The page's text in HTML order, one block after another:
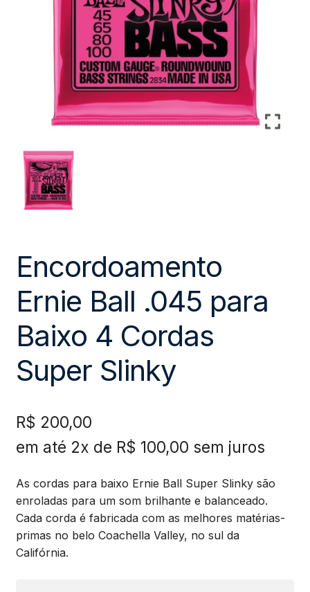
Encordoamento
Ernie Ball .045 para
Baixo 4 Cordas
Super Slinky
R$ 200,00
em até 2x de R$ 100,00 sem juros
As cordas para baixo Ernie Ball Super Slinky são
enroladas para um som brilhante e balanceado.
Cada corda é fabricada com as melhores matérias-
primas no belo Coachella Valley, no sul da
Califórnia.